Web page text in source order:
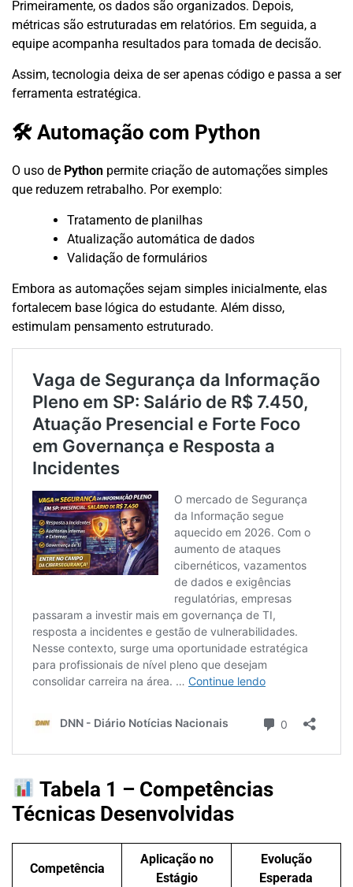
Primeiramente, os dados são organizados. Depois,
métricas são estruturadas em relatórios. Em seguida, a
equipe acompanha resultados para tomada de decisão.
Assim, tecnologia deixa de ser apenas código e passa a ser
ferramenta estratégica.
🛠 Automação com Python
O uso de Python permite criação de automações simples
que reduzem retrabalho. Por exemplo:
Tratamento de planilhas
Atualização automática de dados
Validação de formulários
Embora as automações sejam simples inicialmente, elas
fortalecem base lógica do estudante. Além disso,
estimulam pensamento estruturado.
Tabela 1 – Competências
Técnicas Desenvolvidas
Competência
Aplicação no
Estágio
Evolução
Esperada